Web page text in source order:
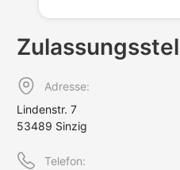
Adresse:
Lindenstr. 7
53489 Sinzig
Telefon: